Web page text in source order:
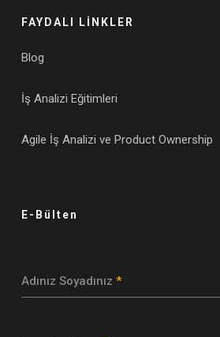
FAYDALI LİNKLER
Blog
İş Analizi Eğitimleri
Agile İş Analizi ve Product Ownership
E-Bülten
Adınız Soyadınız *